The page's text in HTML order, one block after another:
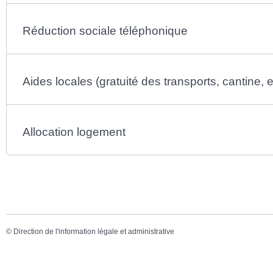
Réduction sociale téléphonique
Aides locales (gratuité des transports, cantine,
Allocation logement
© Direction de l'information légale et administrative